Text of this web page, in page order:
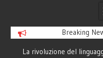
Breaking
La rivoluzione del